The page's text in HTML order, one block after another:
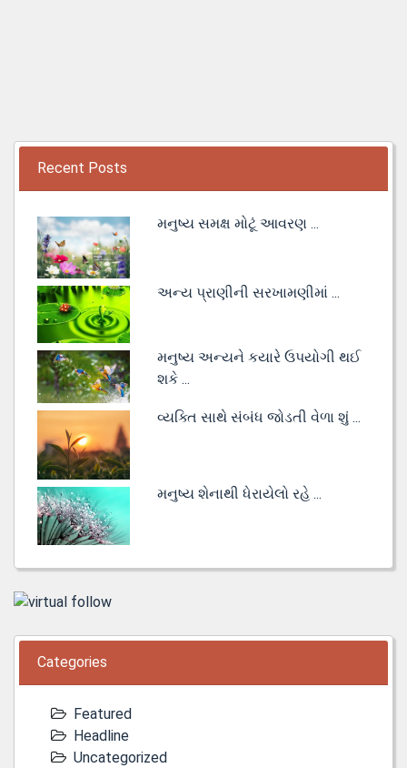
Recent Posts
મનુષ્ય સમક્ષ મોટૂં આવરણ ...
અન્ય પ્રાણીની સરખામણીમાં ...
મનુષ્ય અન્યને કયારે ઉપયોગી થઈ
શકે ...
વ્યક્તિ સાથે સંબંધ જોડતી વેળા શું ...
મનુષ્ય શેનાથી ધેરાયેલો રહે ...
Categories
Featured
Headline
Uncategorized